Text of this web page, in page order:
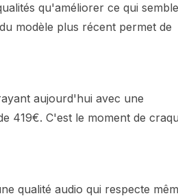
qu'améliorer ce qui semble
modèle plus récent permet de
aujourd'hui avec une
419€. C'est le moment de
qualité audio qui respecte